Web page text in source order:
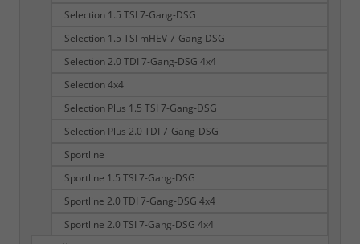
Selection 1.5 TSI 7-Gang-DSG
Selection 1.5 TSI mHEV 7-Gang DSG
Selection 2.0 TDI 7-Gang-DSG 4x4
Selection 4x4
Selection Plus 1.5 TSI 7-Gang-DSG
Selection Plus 2.0 TDI 7-Gang-DSG
Sportline
Sportline 1.5 TSI 7-Gang-DSG
Sportline 2.0 TDI 7-Gang-DSG 4x4
Sportline 2.0 TSI 7-Gang-DSG 4x4